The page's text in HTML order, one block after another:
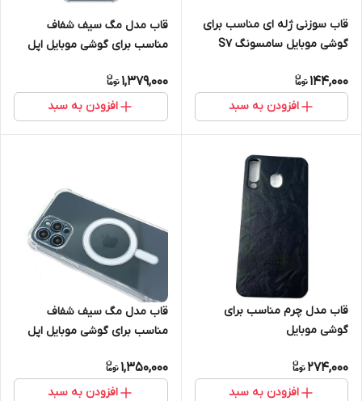
قاب سوزنی ژله ای مناسب برای
گوشی موبایل سامسونگ S7
144,000
افزودن به سبد
قاب مدل مگ سیف شفاف
مناسب برای گوشی موبایل اپل
1,379,000
افزودن به سبد
قاب مدل چرم مناسب برای
گوشی موبایل
274,000
افزودن به سبد
قاب مدل مگ سیف شفاف
مناسب برای گوشی موبایل اپل
1,350,000
افزودن به سبد